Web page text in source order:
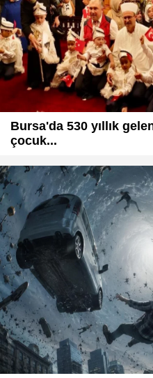
Bursa'da 530 yıllık
çocuk...